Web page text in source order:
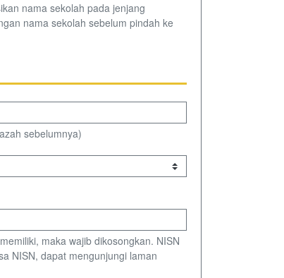
nama sekolah pada jenjang
nama sekolah sebelum pindah ke
sebelumnya)
maka wajib dikosongkan. NISN
NISN, dapat mengunjungi laman